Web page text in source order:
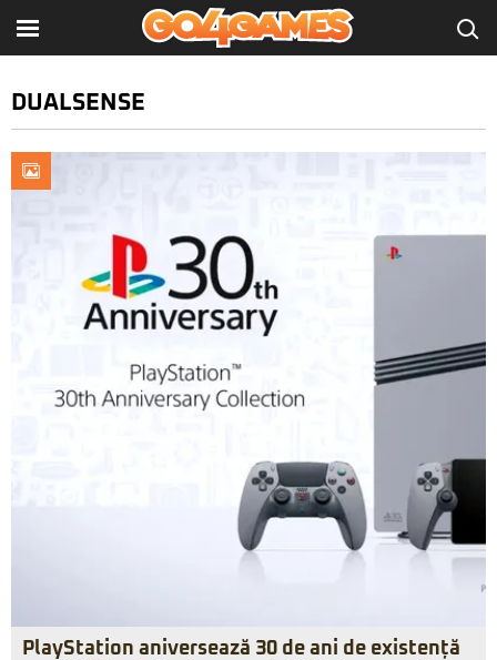
DUALSENSE
PlayStation aniversează 30 de ani de existență